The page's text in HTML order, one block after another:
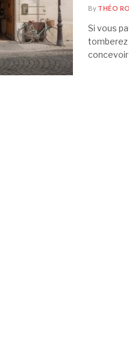
By THÉO
Si vous
tomberez